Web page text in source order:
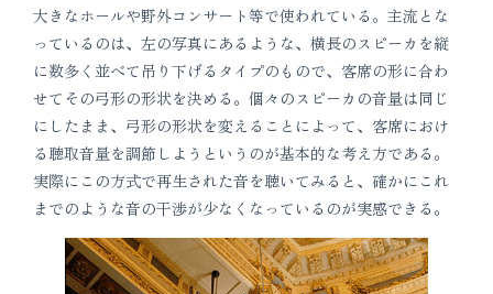
大きなホールや野外コンサート等で使われている。主流とな
っているのは、左の写真にあるような、横長のスピーカを縦
に数多く並べて吊り下げるタイプのもので、客席の形に合わ
せてその弓形の形状を決める。個々のスピーカの音量は同じ
にしたまま、弓形の形状を変えることによって、客席におけ
る聴取音量を調節しようというのが基本的な考え方である。
実際にこの方式で再生された音を聴いてみると、確かにこれ
までのような音の干渉が少なくなっているのが実感できる。